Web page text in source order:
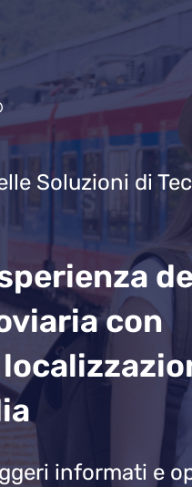
Soluzioni di
con
informati e